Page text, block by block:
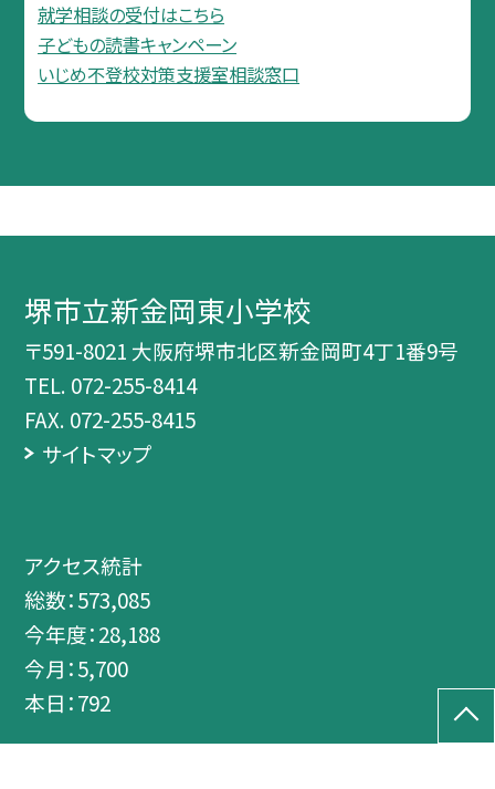
就学相談の受付はこちら
子どもの読書キャンペーン
いじめ不登校対策支援室相談窓口
堺市立新金岡東小学校
〒591-8021 大阪府堺市北区新金岡町4丁1番9号
TEL. 072-255-8414
FAX. 072-255-8415
サイトマップ
アクセス統計
総数：573,085
今年度：28,188
今月：5,700
本日：792